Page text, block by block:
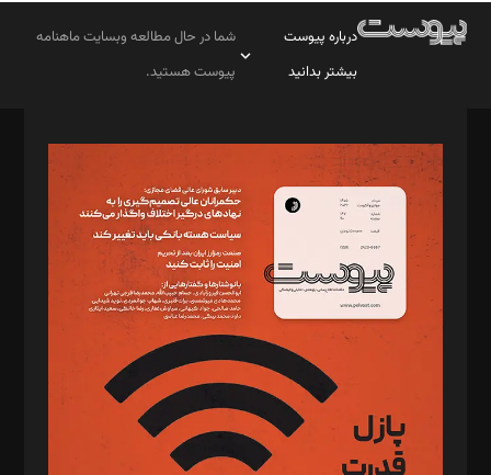
درباره پیوست
بیشتر بدانید
شما در حال مطالعه وبسایت ماهنامه
پیوست هستید.
مدیر مسئول: محمدباقر اثنی‌عشری
سردبیر: مهرک محمودی
دبیر تحریریه: میثم قاسمی
د‌بیر ناداستان: سمانه سمیع
د‌بیر خدمت و تجارت: ابوالفضل رجبی
د‌بیر حقوق فناوری: حسام‌الدین ایپکچی
د‌بیر پیوست جهان: مینا پاکدل
د‌بیر تحریریه آنلاین: بابک نقاش
تحریریه‌: مجتبی محمود‌ی، آرش برهمند، یسنا امان‌پور، سروش کرمیان،
مصطفی مسجدی آرانی، ابوالفضل رجبی، زهرا فکرانه، فائزه فتحی
رستمی،مصطفی باستان